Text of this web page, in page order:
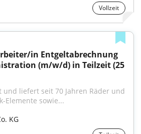
Vollzeit
in Entgeltabrechnung
(m/w/d) in Teilzeit (25
und liefert seit 70 Jahren Räder und
Elemente sowie...
KG